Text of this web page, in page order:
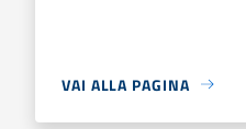
VAI ALLA PAGINA